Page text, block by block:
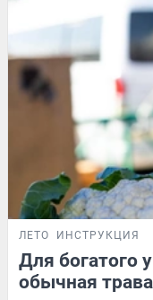
ЛЕТО ИНСТРУКЦИЯ
Для богатого
обычная